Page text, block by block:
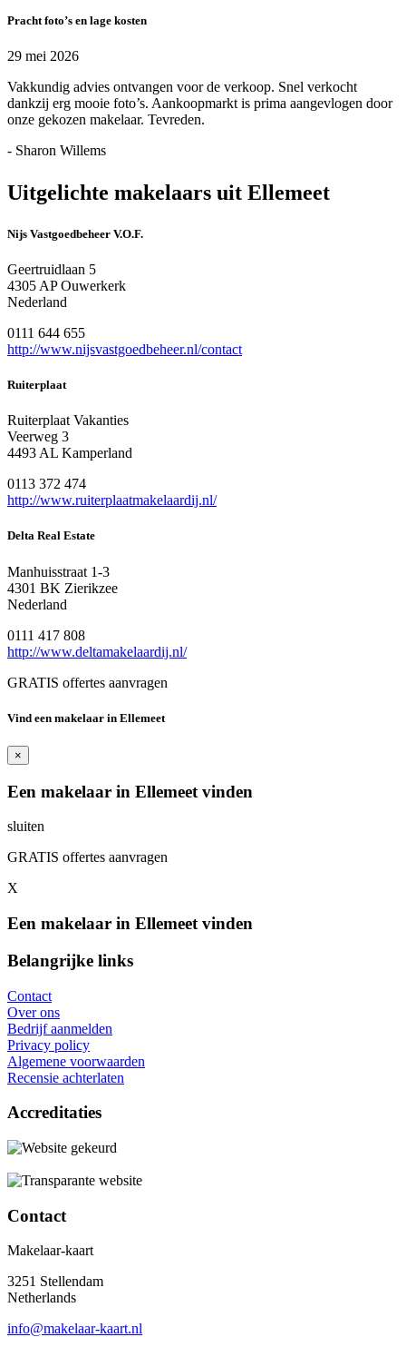
Pracht foto’s en lage kosten
29 mei 2026
Vakkundig advies ontvangen voor de verkoop. Snel verkocht
dankzij erg mooie foto’s. Aankoopmarkt is prima aangevlogen door
onze gekozen makelaar. Tevreden.
- Sharon Willems
Uitgelichte makelaars uit Ellemeet
Nijs Vastgoedbeheer V.O.F.
Geertruidlaan 5
4305 AP Ouwerkerk
Nederland
0111 644 655
http://www.nijsvastgoedbeheer.nl/contact
Ruiterplaat
Ruiterplaat Vakanties
Veerweg 3
4493 AL Kamperland
0113 372 474
http://www.ruiterplaatmakelaardij.nl/
Delta Real Estate
Manhuisstraat 1-3
4301 BK Zierikzee
Nederland
0111 417 808
http://www.deltamakelaardij.nl/
GRATIS offertes aanvragen
Vind een makelaar in Ellemeet
×
Een makelaar in Ellemeet vinden
sluiten
GRATIS offertes aanvragen
X
Een makelaar in Ellemeet vinden
Belangrijke links
Contact
Over ons
Bedrijf aanmelden
Privacy policy
Algemene voorwaarden
Recensie achterlaten
Accreditaties
Contact
Makelaar-kaart
3251 Stellendam
Netherlands
info@makelaar-kaart.nl